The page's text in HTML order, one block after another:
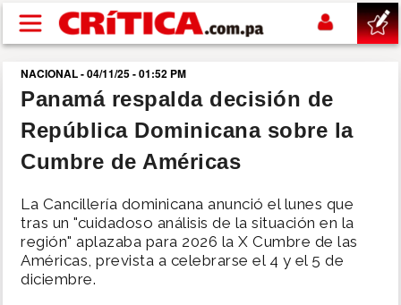
Pasar al contenido principal
buscar
SUCESOS
POLÍTICA
SHOW
NACIONAL - 04/11/25 - 01:52 PM
Panamá respalda decisión de
República Dominicana sobre la
Cumbre de Américas
La Cancillería dominicana anunció el lunes que
tras un "cuidadoso análisis de la situación en la
región" aplazaba para 2026 la X Cumbre de las
Américas, prevista a celebrarse el 4 y el 5 de
diciembre.